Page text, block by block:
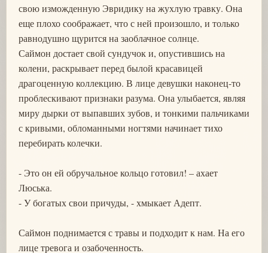
свою изможденную Эвридику на жухлую травку. Она
еще плохо соображает, что с ней произошло, и только
равнодушно щурится на заоблачное солнце.
Саймон достает свой сундучок и, опустившись на
колени, раскрывает перед былой красавицей
драгоценную коллекцию. В лице девушки наконец-то
проблескивают признаки разума. Она улыбается, являя
миру дырки от выпавших зубов, и тонкими пальчиками
с кривыми, обломанными ногтями начинает тихо
перебирать колечки.
- Это он ей обручальное кольцо готовил! – ахает
Люська.
- У богатых свои причуды, - хмыкает Адепт.
Саймон поднимается с травы и подходит к нам. На его
лице тревога и озабоченность.